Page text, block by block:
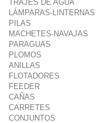
TRAJES DE AGUA
LÁMPARAS-LINTERNAS
PILAS
MACHETES-NAVAJAS
PARAGUAS
PLOMOS
ANILLAS
FLOTADORES
FEEDER
CAÑAS
CARRETES
CONJUNTOS